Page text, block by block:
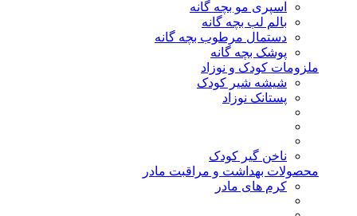
اسپری مو بچه گانه
بالم لب بچه گانه
دستمال مرطوب بچه گانه
پوشک بچه گانه
ملزومات کودک و نوزاد
شیشه شیر کودک
پستانک نوزاد
ناخن گیر کودک
محصولات بهداشت و مراقبت مادر
کرم های مادر